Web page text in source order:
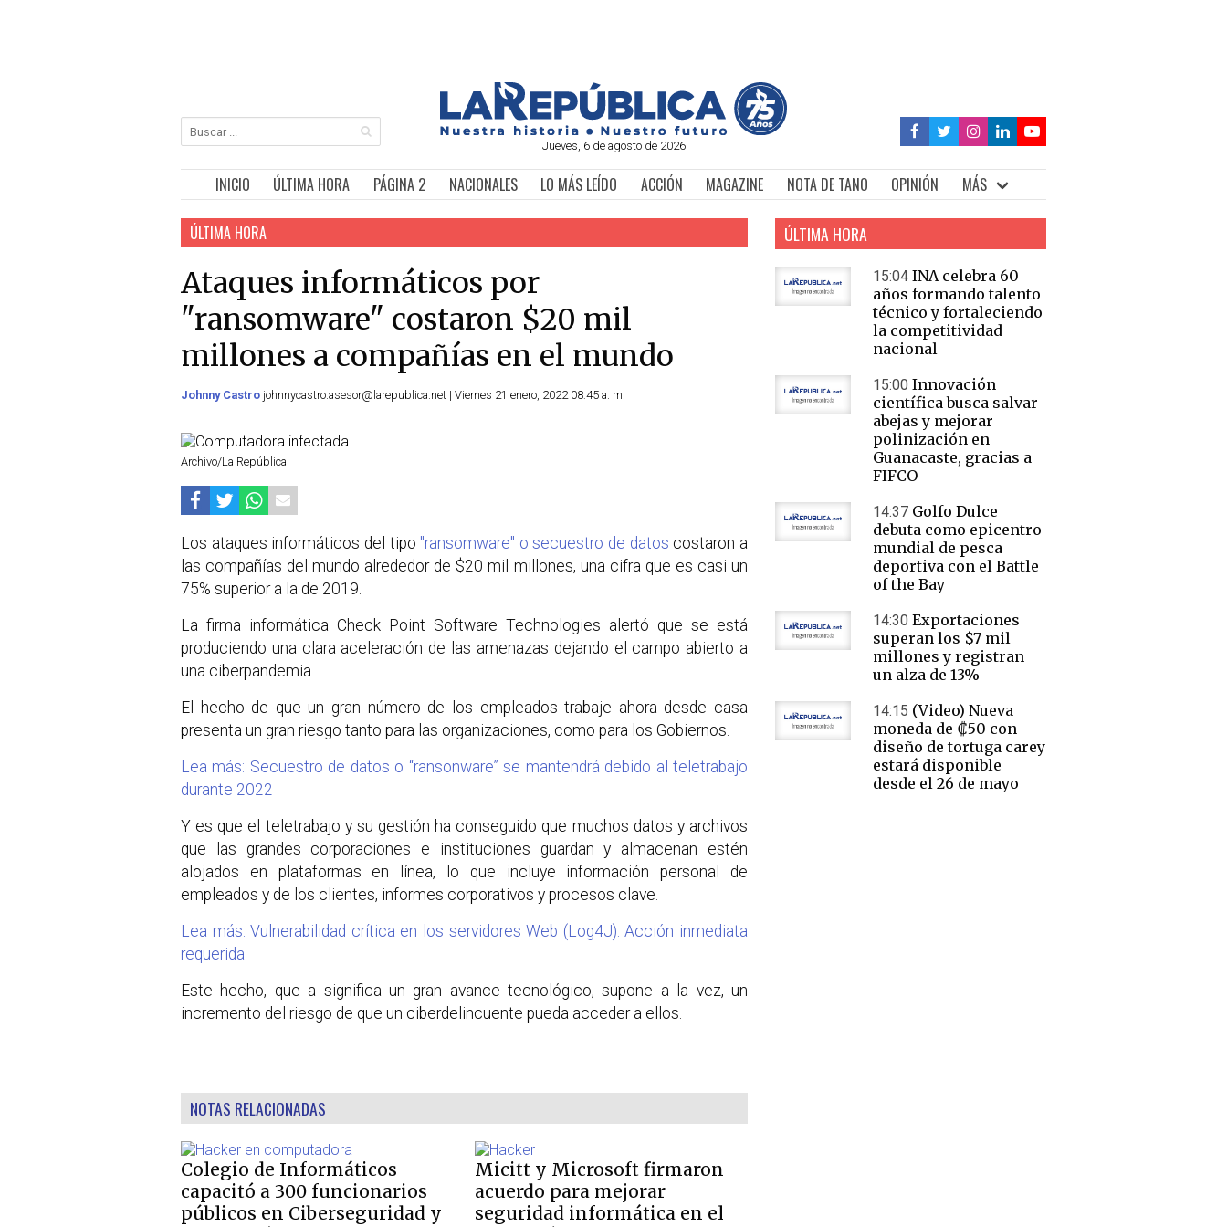
Jueves, 6 de agosto de 2026
INICIO ÚLTIMA HORA PÁGINA 2 NACIONALES LO MÁS LEÍDO ACCIÓN MAGAZINE NOTA DE TANO OPINIÓN MÁS
ÚLTIMA HORA
Ataques informáticos por
"ransomware" costaron $20 mil
millones a compañías en el mundo
Johnny Castro johnnycastro.asesor@larepublica.net | Viernes 21 enero, 2022 08:45 a. m.
Archivo/La República
Los ataques informáticos del tipo "ransomware" o secuestro de datos costaron a
las compañías del mundo alrededor de $20 mil millones, una cifra que es casi un
75% superior a la de 2019.
La firma informática Check Point Software Technologies alertó que se está
produciendo una clara aceleración de las amenazas dejando el campo abierto a
una ciberpandemia.
El hecho de que un gran número de los empleados trabaje ahora desde casa
presenta un gran riesgo tanto para las organizaciones, como para los Gobiernos.
Lea más: Secuestro de datos o “ransonware” se mantendrá debido al teletrabajo
durante 2022
Y es que el teletrabajo y su gestión ha conseguido que muchos datos y archivos
que las grandes corporaciones e instituciones guardan y almacenan estén
alojados en plataformas en línea, lo que incluye información personal de
empleados y de los clientes, informes corporativos y procesos clave.
Lea más: Vulnerabilidad crítica en los servidores Web (Log4J): Acción inmediata
requerida
Este hecho, que a significa un gran avance tecnológico, supone a la vez, un
incremento del riesgo de que un ciberdelincuente pueda acceder a ellos.
NOTAS RELACIONADAS
Colegio de Informáticos
capacitó a 300 funcionarios
públicos en Ciberseguridad y
Micitt y Microsoft firmaron
acuerdo para mejorar
seguridad informática en el
ÚLTIMA HORA
15:04 INA celebra 60
años formando talento
técnico y fortaleciendo
la competitividad
nacional
15:00 Innovación
científica busca salvar
abejas y mejorar
polinización en
Guanacaste, gracias a
FIFCO
14:37 Golfo Dulce
debuta como epicentro
mundial de pesca
deportiva con el Battle
of the Bay
14:30 Exportaciones
superan los $7 mil
millones y registran
un alza de 13%
14:15 (Video) Nueva
moneda de ₡50 con
diseño de tortuga carey
estará disponible
desde el 26 de mayo